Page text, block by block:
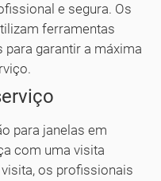
e segura. Os
ferramentas
para garantir a máxima
para janelas em
com uma visita
os profissionais